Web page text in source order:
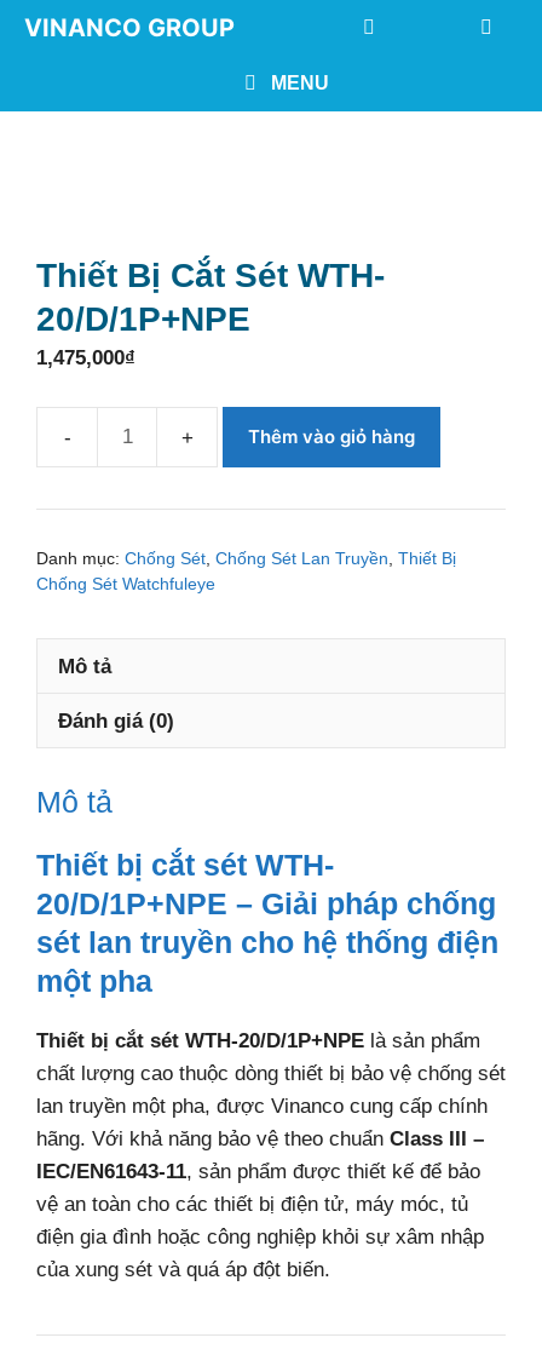
Chuyển
dung
VINANCO GROUP
MENU
Thiết Bị Cắt Sét WTH-
20/D/1P+NPE
1,475,000₫
cắt
sét
Thêm vào giỏ hàng
Danh mục: Chống Sét, Chống Sét Lan Truyền, Thiết Bị
Chống Sét Watchfuleye
Mô tả
Đánh giá (0)
Mô tả
Thiết bị cắt sét WTH-
20/D/1P+NPE – Giải pháp chống
sét lan truyền cho hệ thống điện
một pha
Thiết bị cắt sét WTH-20/D/1P+NPE là sản phẩm
chất lượng cao thuộc dòng thiết bị bảo vệ chống sét
lan truyền một pha, được Vinanco cung cấp chính
hãng. Với khả năng bảo vệ theo chuẩn Class III –
IEC/EN61643-11, sản phẩm được thiết kế để bảo
vệ an toàn cho các thiết bị điện tử, máy móc, tủ
điện gia đình hoặc công nghiệp khỏi sự xâm nhập
của xung sét và quá áp đột biến.